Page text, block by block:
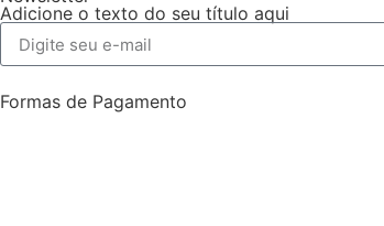
Adicione o texto do seu título aqui
Formas de Pagamento